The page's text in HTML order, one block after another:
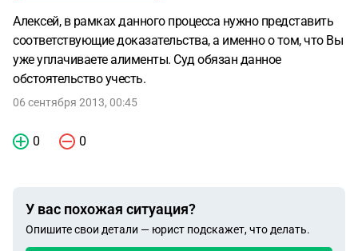
Алексей, в рамках данного процесса нужно представить
соответствующие доказательства, а именно о том, что Вы
уже уплачиваете алименты. Суд обязан данное
обстоятельство учесть.
06 сентября 2013, 00:45
0 0
У вас похожая ситуация?
Опишите свои детали — юрист подскажет, что делать.